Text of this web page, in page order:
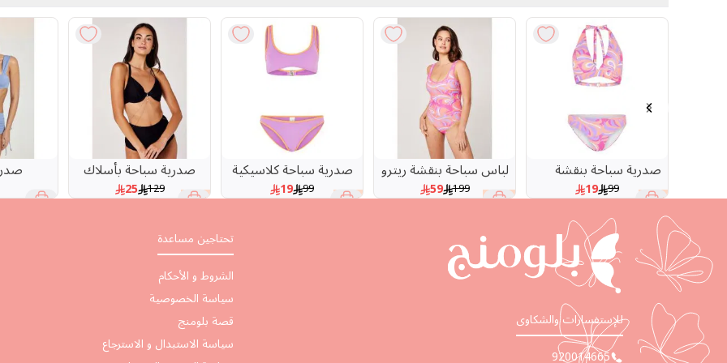
صدرية سباحة بنقشة
ريترو 99
19 81 %
لباس سباحة بنقشة ريترو
قطعة واحدة
199
59 70 %
صدرية سباحة كلاسيكية
99
19 81 %
صدرية سباحة بأسلاك
129
25 81 %
Previous slide
Next slide
للإستفسارات والشكاوى
920014665
تحتاجين مساعدة
الشروط و الأحكام
سياسة الخصوصية
قصة بلومنج
سياسة الاستبدال و الاسترجاع